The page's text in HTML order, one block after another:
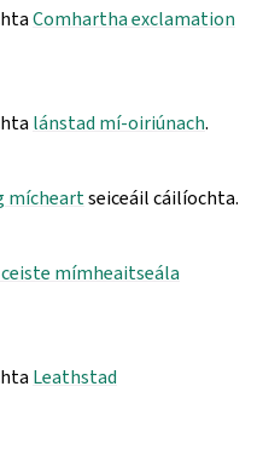
Comhartha exclamation
lánstad mí-oiriúnach.
mícheartseiceáil cáilíochta.
mímheaitseála
Leathstad